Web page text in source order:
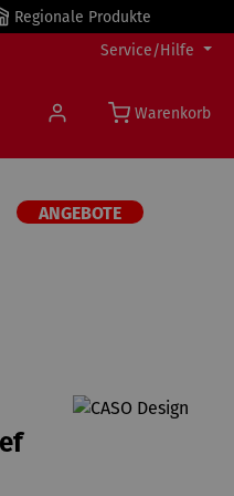
Regionale Produkte
Service/Hilfe
Warenkorb
ANGEBOTE